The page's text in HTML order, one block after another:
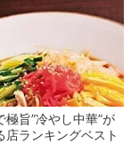
極旨”冷やし中華”が
店ランキングベスト